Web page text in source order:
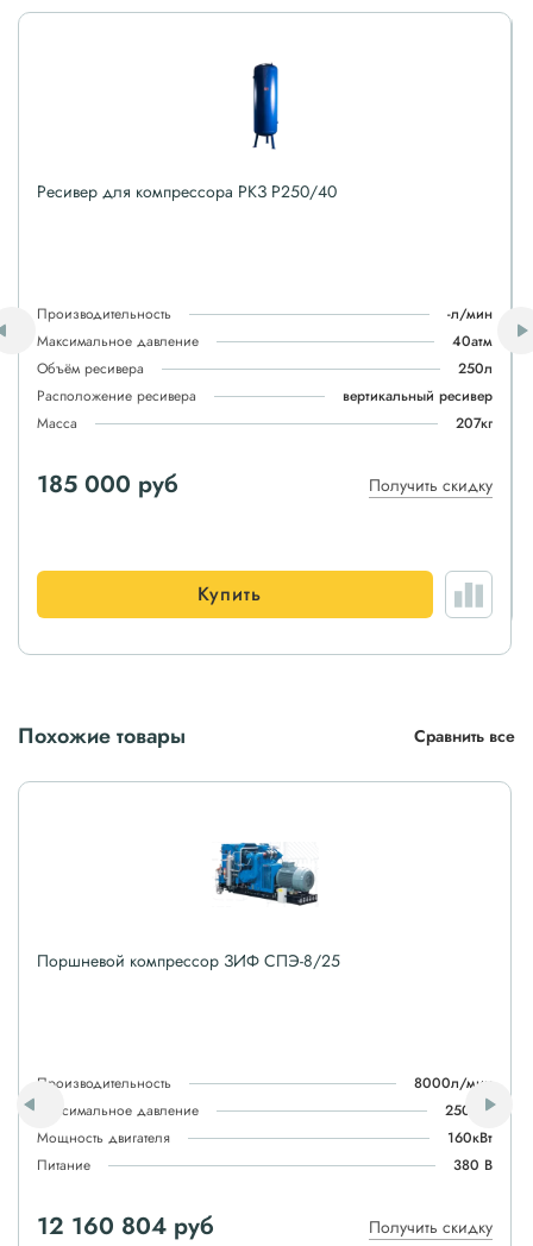
Ресивер для компрессора РКЗ P250/40
Производительность
-л/мин
Максимальное давление
40атм
Объём ресивера
250л
Расположение ресивера
вертикальный ресивер
Масса
207кг
185 000 руб Получить скидку
Купить
Похожие товары Сравнить все
Поршневой компрессор ЗИФ СПЭ-8/25
Производительность
8000л/мин
Максимальное давление
250атм
Мощность двигателя
160кВт
Питание
380 В
12 160 804 руб Получить скидку